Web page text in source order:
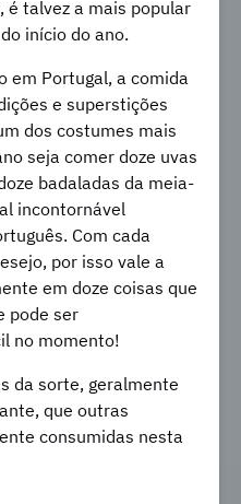
é talvez a mais popular
início do ano.
em Portugal, a comida
e superstições
dos costumes mais
seja comer doze uvas
badaladas da meia-
incontornável
Com cada
por isso vale a
em doze coisas que
pode ser
no momento!
da sorte, geralmente
que outras
consumidas nesta